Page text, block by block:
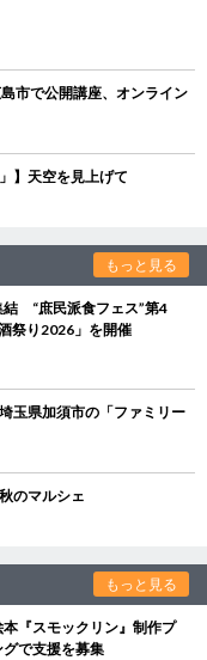
市で公開講座、オンライン
】天空を見上げて
もっと見る
結 “庶民派食フェス”第4
祭り2026」を開催
玉県加須市の「ファミリー
のマルシェ
もっと見る
『スモックリン』制作プ
で支援を募集